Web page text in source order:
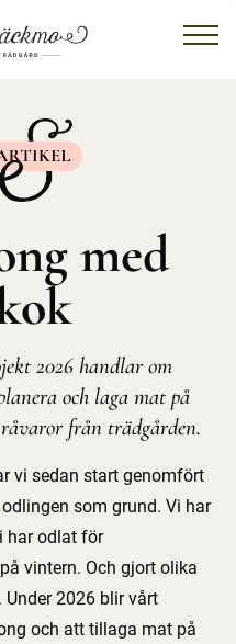
med
2026 handlar om
och laga mat på
från trädgården.
vi sedan start genomfört
som grund. Vi har
har odlat för
vintern. Och gjort olika
2026 blir vårt
och att tillaga mat på